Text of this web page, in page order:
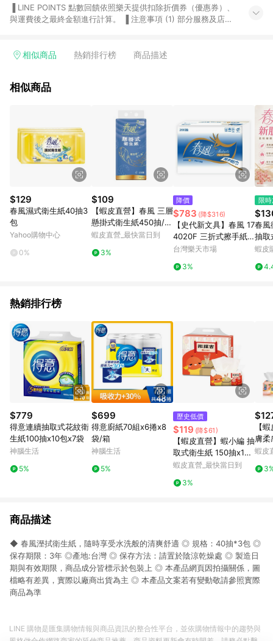
與運費後之最終金額進行計算。 ▐ 注意事項 (1) 部分服務及店家
Smart mobile、神腦生活、JS巨盛、樂天KOBO電子書，請詳閱
台灣樂天市場，並在同一瀏覽器於24小時內結帳，才享有 LINE
使用APP、或中途瀏覽比價網、回饋網、Google等其他網頁、或
由網頁版(電腦版/手機版網頁)切換為App都將會造成追蹤中斷而
無法進行 LINE POINTS 回饋。 (5) LINE 購物為購物資訊整合性
平台，商品資料更新會有時間差，如顯示之商品規格、顏色、價
位、贈品與台灣樂天市場銷售網頁不符，以銷售網頁標示為準。
(6) 導購訂單已逾 365 天，根據台灣樂天回饋規定，逾期訂單將
不符合回饋資格。 (7) 若上述或其他原因，致使消費者無接收到
點數回饋或點數回饋有爭議，台灣樂天市場保有更改條款與法律
追訴之權利，活動詳情以樂天市場網站公告為準。
相似商品 熱銷排行榜 商品描述
相似商品
$129
春風濕式衛生紙40抽3
包
Yahoo購物中心
0%
$109
【蝦皮直營】春風 三層
懸掛式衛生紙450抽/提
可沖馬桶 抽取式 大容
蝦皮直營_最快當日到
3%
降價
$783 (降$316)
【史代新文具】春風 17
4020F 三折式擦手紙/
摺疊紙巾 (200抽x20
台灣樂天市場
3%
限
春風
抽取
取式 面紙
蝦皮
熱銷排行榜
$779
得意連續抽取式花紋衛
生紙100抽x10包x7袋
神腦生活
5%
$699
得意廚紙70組x6捲x8
袋/箱
神腦生活
5%
歷史低價
$119 (降$61)
【蝦皮直營】蝦小編 抽
取式衛生紙 150抽x12
包/串 揪探吉 柔軟 居家
蝦皮直營_最快當日到
3%
【
膚
FC-
蝦皮
商品描述
◆ 春風溼拭衛生紙，隨時享受水洗般的清爽舒適 ◎ 規格：40抽*3包 ◎
保存期限：3年 ◎產地:台灣 ◎ 保存方法：請置於陰涼乾燥處 ◎ 製造日
期與有效期限，商品成分皆標示於包裝上 ◎ 本產品網頁因拍攝關係，圖
檔略有差異，實際以廠商出貨為主 ◎ 本產品文案若有變動敬請參照實際
商品為準
LINE 購物是匯集購物情報與商品資訊的整合性平台，並依購物情報中的趨勢與